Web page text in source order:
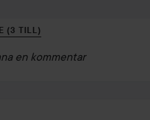
(3 TILL)
en kommentar